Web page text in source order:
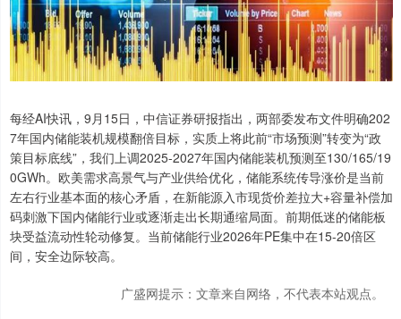
每经AI快讯，9月15日，中信证券研报指出，两部委发布文件明确202
7年国内储能装机规模翻倍目标，实质上将此前“市场预测”转变为“政
策目标底线”，我们上调2025-2027年国内储能装机预测至130/165/19
0GWh。欧美需求高景气与产业供给优化，储能系统传导涨价是当前
左右行业基本面的核心矛盾，在新能源入市现货价差拉大+容量补偿加
码刺激下国内储能行业或逐渐走出长期通缩局面。前期低迷的储能板
块受益流动性轮动修复。当前储能行业2026年PE集中在15-20倍区
间，安全边际较高。
广盛网提示：文章来自网络，不代表本站观点。